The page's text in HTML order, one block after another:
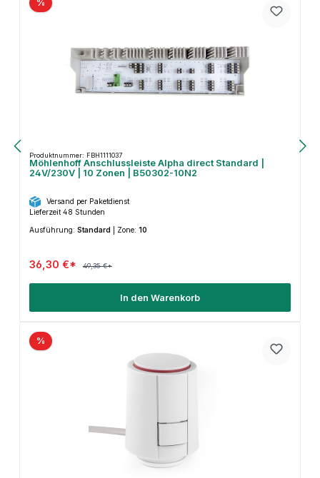
%
Produktnummer: FBH1111037
Möhlenhoff Anschlussleiste Alpha direct Standard |
24V/230V | 10 Zonen | B50302-10N2
Versand per Paketdienst
Lieferzeit 48 Stunden
Ausführung: Standard Zone: 10
36,30 €* 49,35 €*
In den Warenkorb
%